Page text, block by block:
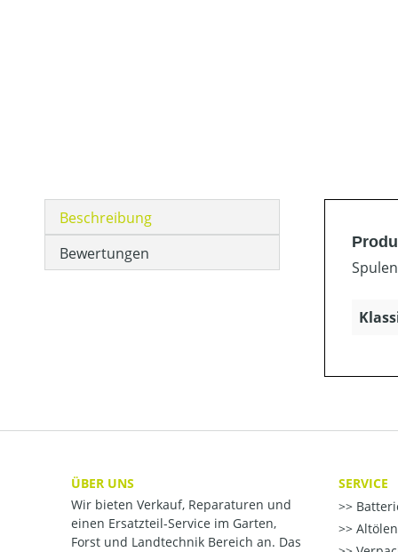
Beschreibung
Bewertungen
ÜBER UNS
Wir bieten Verkauf, Reparaturen und
einen Ersatzteil-Service im Garten,
Forst und Landtechnik Bereich an. Das
SERVICE